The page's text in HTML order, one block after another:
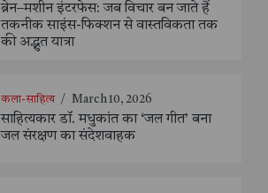
ब्रेन–मशीन इंटरफेस: जब विचार बन जाते हैं
तकनीक साइंस-फिक्शन से वास्तविकता तक
की अद्भुत यात्रा
कला-साहित्य / March 10, 2026
साहित्यकार डॉ. मधुकांत का ‘जल गीत’ बना
जल संरक्षण का संदेशवाहक